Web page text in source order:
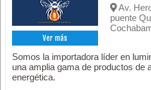
Ver más
Av.
puente
Somos la importadora líder en
una amplia gama de productos de
energética.